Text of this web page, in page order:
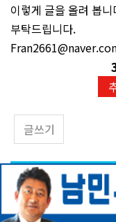
이렇게 글을 올려 봅
부탁드립니다.
글쓰기